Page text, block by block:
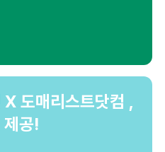
도매리스트닷컴 ,
제공!